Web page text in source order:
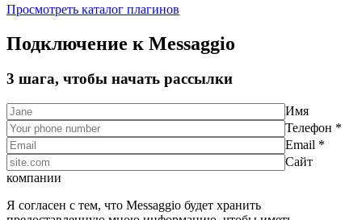
Просмотреть каталог плагинов
Подключение к Messaggio
3 шага, чтобы начать рассылки
Имя
Телефон *
Email *
Сайт
компании
Я согласен с тем, что Messaggio будет хранить